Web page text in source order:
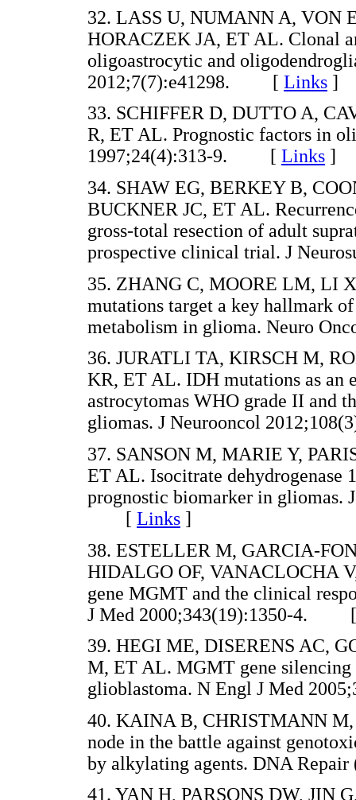
32. LASS U, NUMANN A, VON
HORACZEK JA, ET AL. Clonal
oligoastrocytic and
2012;7(7):e41298. [ Links ]
33. SCHIFFER D, DUTTO A,
R, ET AL. Prognostic factors in
1997;24(4):313-9. [ Links ]
34. SHAW EG, BERKEY B,
BUCKNER JC, ET AL.
gross-total resection of adult
prospective clinical trial. J
35. ZHANG C, MOORE LM, LI
mutations target a key hallmark
metabolism in glioma. Neuro
36. JURATLI TA, KIRSCH M,
KR, ET AL. IDH mutations as an
astrocytomas WHO grade II and
gliomas. J Neurooncol
37. SANSON M, MARIE Y,
ET AL. Isocitrate dehydrogenase
prognostic biomarker in gliomas.
[ Links ]
38. ESTELLER M, GARCIA-
HIDALGO OF, VANACLOCHA
gene MGMT and the clinical
J Med 2000;343(19):1350-4.
39. HEGI ME, DISERENS AC,
M, ET AL. MGMT gene
glioblastoma. N Engl J Med
40. KAINA B, CHRISTMANN
node in the battle against
by alkylating agents. DNA
41. YAN H, PARSONS DW, JIN